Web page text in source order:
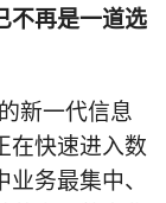
不再是一道选
新一代信息
在快速进入数
务最集中、